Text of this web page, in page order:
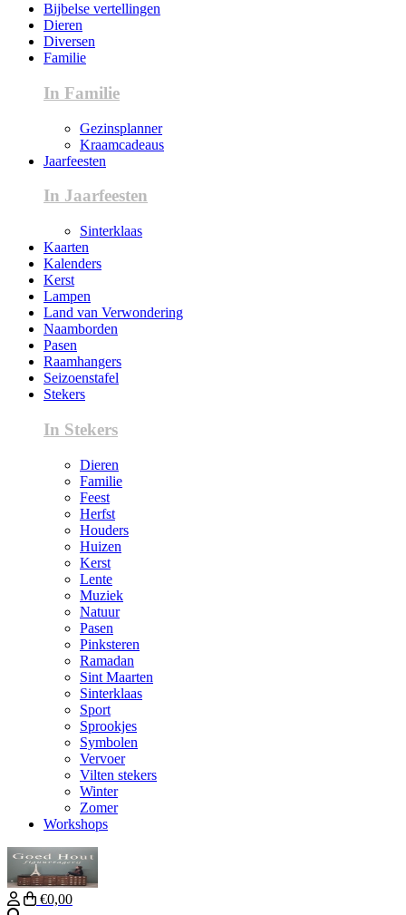
Bijbelse vertellingen
Dieren
Diversen
Familie
In Familie
Gezinsplanner
Kraamcadeaus
Jaarfeesten
In Jaarfeesten
Sinterklaas
Kaarten
Kalenders
Kerst
Lampen
Land van Verwondering
Naamborden
Pasen
Raamhangers
Seizoenstafel
Stekers
In Stekers
Dieren
Familie
Feest
Herfst
Houders
Huizen
Kerst
Lente
Muziek
Natuur
Pasen
Pinksteren
Ramadan
Sint Maarten
Sinterklaas
Sport
Sprookjes
Symbolen
Vervoer
Vilten stekers
Winter
Zomer
Workshops
€0,00